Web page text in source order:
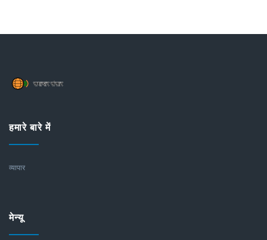
हमारे बारे में
व्यापार
मेन्यू